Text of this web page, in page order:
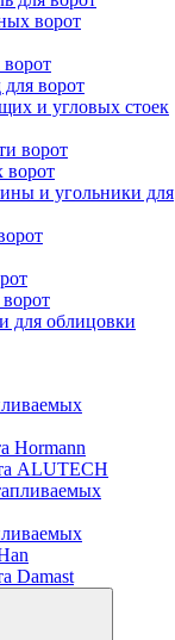
ворот
ворот
и угловых стоек
ворот
ворот
и угольники для
для облицовки
Hormann
ALUTECH
Damast